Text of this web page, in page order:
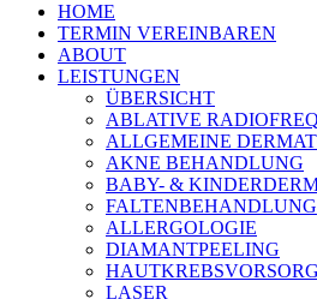
HOME
TERMIN VEREINBAREN
ABOUT
LEISTUNGEN
ÜBERSICHT
ABLATIVE
ALLGEMEINE
AKNE BEHANDLUNG
BABY- &
FALTENBEHANDLUNG
ALLERGOLOGIE
DIAMANTPEELING
LASER